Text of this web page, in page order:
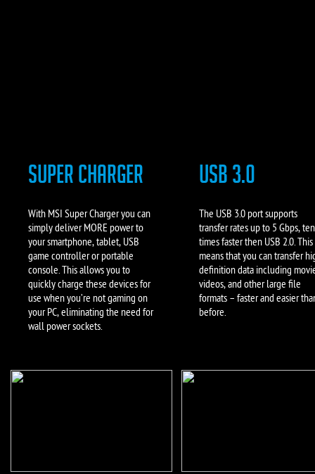
SUPER charger
With MSI Super Charger you can
simply deliver MORE power to
your smartphone, tablet, USB
game controller or portable
console. This allows you to
quickly charge these devices for
use when you’re not gaming on
your PC, eliminating the need for
wall power sockets.
USB 3.0
The USB 3.0 port supports
transfer rates up to 5 Gbps, ten
times faster then USB 2.0. This
means that you can transfer
definition data including
videos, and other large file
formats – faster and easier
before.